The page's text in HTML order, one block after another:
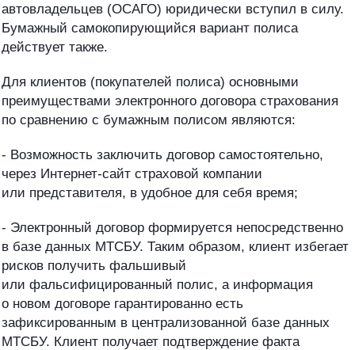
автовладельцев (ОСАГО) юридически вступил в силу.
Бумажный самокопирующийся вариант полиса
действует также.
Для клиентов (покупателей полиса) основными
преимуществами электронного договора страхования
по сравнению с бумажным полисом являются:
- Возможность заключить договор самостоятельно,
через Интернет-сайт страховой компании
или представителя, в удобное для себя время;
- Электронный договор формируется непосредственно
в базе данных МТСБУ. Таким образом, клиент избегает
рисков получить фальшивый
или фальсифицированный полис, а информация
о новом договоре гарантированно есть
зафиксированным в централизованной базе данных
МТСБУ. Клиент получает подтверждение факта